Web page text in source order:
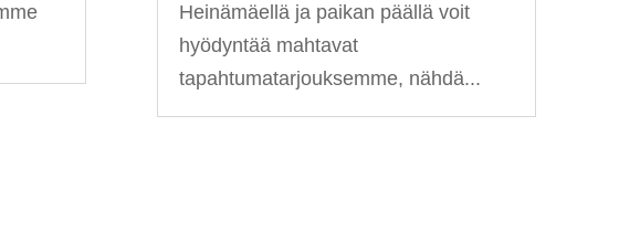
Heinämäellä ja paikan päällä voit
hyödyntää mahtavat
tapahtumatarjouksemme, nähdä...